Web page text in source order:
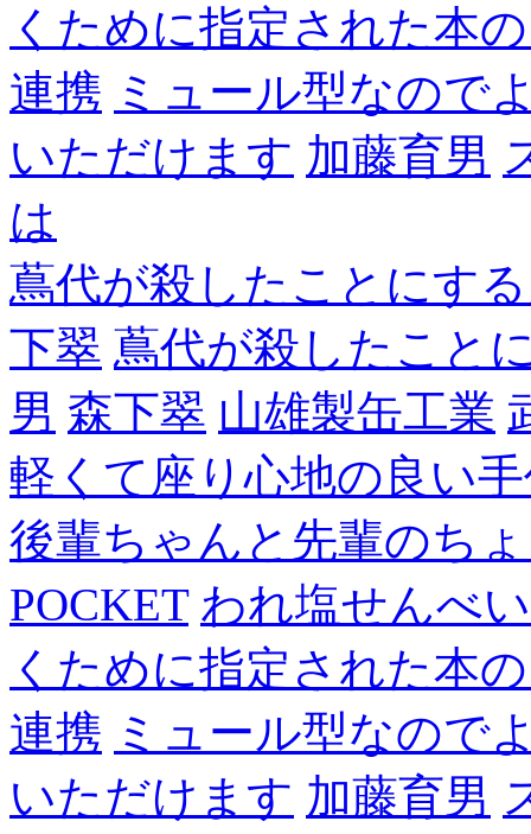
くために指定された本
連携 ミュール型なので
いただけます 加藤育男
は
蔦代が殺したことにす
下翠 蔦代が殺したこと
男 森下翠 山雄製缶工業
軽くて座り心地の良い
後輩ちゃんと先輩のち
POCKET われ塩せんべい
くために指定された本
連携 ミュール型なので
いただけます 加藤育男